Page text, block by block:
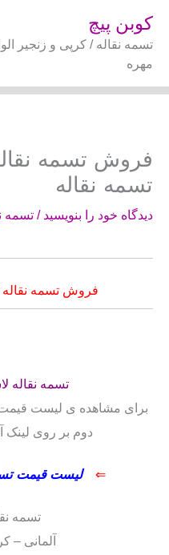
کوبن پیچ
تسمه نقاله / کرپی و زنجیر
مهره
فروش تسمه
تسمه نقاله
دیدگاه‌ خود را بنویسید / تسمه
فروش تسمه
تسمه نقاله
برای مشاهده ی لیست قیمت
دوم بر روی لینک
⇐ لیست قیمت
تسمه
آلمانی –